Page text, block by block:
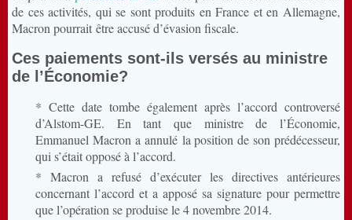
de ces activités, qui se sont produits en France et en Allemagne,
Macron pourrait être accusé d’évasion fiscale.
Ces paiements sont-ils versés au ministre
de l’Économie?
* Cette date tombe également après l’accord controversé
d’Alstom-GE. En tant que ministre de l’Économie,
Emmanuel Macron a annulé la position de son prédécesseur,
qui s’était opposé à l’accord.
* Macron a refusé d’exécuter les directives antérieures
concernant l’accord et a apposé sa signature pour permettre
que l’opération se produise le 4 novembre 2014.